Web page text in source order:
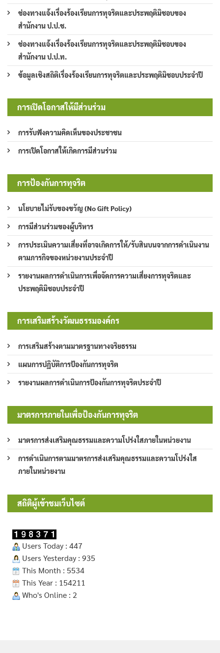
ช่องทางแจ้งเรื่องร้องเรียนการทุจริตและประพฤติมิชอบของ
สำนักงาน ป.ป.ช.
ช่องทางแจ้งเรื่องร้องเรียนการทุจริตและประพฤติมิชอบของ
สำนักงาน ป.ป.ท.
ข้อมูลเชิงสถิติเรื่องร้องเรียนการทุจริตและประพฤติมิชอบประจำปี
การเปิดโอกาสให้มีส่วนร่วม
การรับฟังความคิดเห็นของประชาชน
การเปิดโอกาสให้เกิดการมีส่วนร่วม
การป้องกันการทุจริต
นโยบายไม่รับของขวัญ (No Gift Policy)
การมีส่วนร่วมของผู้บริหาร
การประเมินความเสี่ยงที่อาจเกิดการให้/รับสินบนจากการดำเนินงาน
ตามภารกิจของหน่วยงานประจำปี
รายงานผลการดำเนินการเพื่อจัดการความเสี่ยงการทุจริตและ
ประพฤติมิชอบประจำปี
การเสริมสร้างวัฒนธรรมองค์กร
การเสริมสร้างตามมาตรฐานทางจริยธรรม
แผนการปฏิบัติการป้องกันการทุจริต
รายงานผลการดำเนินการป้องกันการทุจริตประจำปี
มาตรการภายในเพื่อป้องกันการทุจริต
มาตรการส่งเสริมคุณธรรมและความโปร่งใสภายในหน่วยงาน
การดำเนินการตามมาตรการส่งเสริมคุณธรรมและความโปร่งใส
ภายในหน่วยงาน
สถิติผู้เข้าชมเว็บไซต์
Users Today : 447
Users Yesterday : 935
This Month : 5534
This Year : 154211
Who's Online : 2